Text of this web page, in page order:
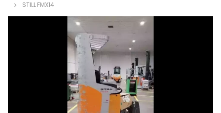
STILL FMX14